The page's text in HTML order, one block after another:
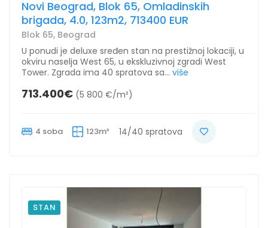
Novi Beograd, Blok 65, Omladinskih
brigada, 4.0, 123m2, 713400 EUR
Blok 65, Beograd
U ponudi je deluxe sređen stan na prestižnoj lokaciji, u
okviru naselja West 65, u ekskluzivnoj zgradi West
Tower. Zgrada ima 40 spratova sa... više
713.400€ (5 800 €/m²)
4 soba 123m² 14/40 spratova
STAN